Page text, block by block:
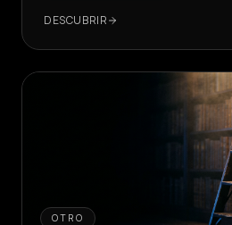
DESCUBRIR
OTRO